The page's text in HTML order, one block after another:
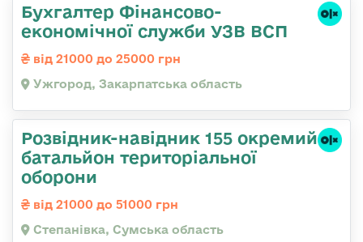
Бухгалтер Фінансово-
економічної служби УЗВ ВСП
від 21000 до 25000 грн
Ужгород, Закарпатська область
Розвідник-навідник 155 окремий
батальйон територіальної
оборони
від 21000 до 51000 грн
Степанівка, Сумська область